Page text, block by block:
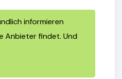
informieren
Anbieter findet. Und